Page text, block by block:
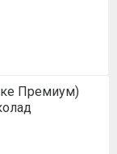
Премиум)